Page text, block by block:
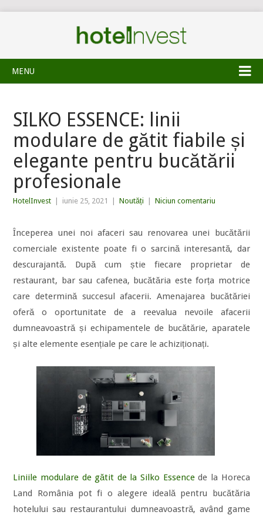
MENU
SILKO ESSENCE: linii
modulare de gătit fiabile și
elegante pentru bucătării
profesionale
HotelInvest iunie 25, 2021 Noutăți Niciun comentariu
Începerea unei noi afaceri sau renovarea unei bucătării
comerciale existente poate fi o sarcină interesantă, dar
descurajantă. După cum știe fiecare proprietar de
restaurant, bar sau cafenea, bucătăria este forța motrice
care determină succesul afacerii. Amenajarea bucătăriei
oferă o oportunitate de a reevalua nevoile afacerii
dumneavoastră și echipamentele de bucătărie, aparatele
și alte elemente esențiale pe care le achiziționați.
Liniile modulare de gătit de la Silko Essencede la Horeca
Land România pot fi o alegere ideală pentru bucătăria
hotelului sau restaurantului dumneavoastră, având game